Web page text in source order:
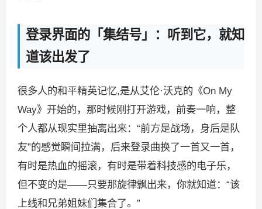
登录界面的「集结号」：听到它，就知
道该出发了
很多人的和平精英记忆,是从艾伦·沃克的《On My
Way》开始的，那时候刚打开游戏，前奏一响，整
个人都从现实里抽离出来：“前方是战场，身后是队
友”的感觉瞬间拉满，后来登录曲换了一首又一首，
有时是热血的摇滚，有时是带着科技感的电子乐，
但不变的是——只要那旋律飘出来，你就知道：“该
上线和兄弟姐妹们集合了。”